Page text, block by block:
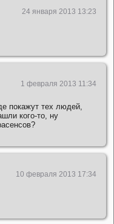
24 января 2013 13:23
1 февраля 2013 11:34
покажут тех людей,
кого-то, ну
10 февраля 2013 17:34